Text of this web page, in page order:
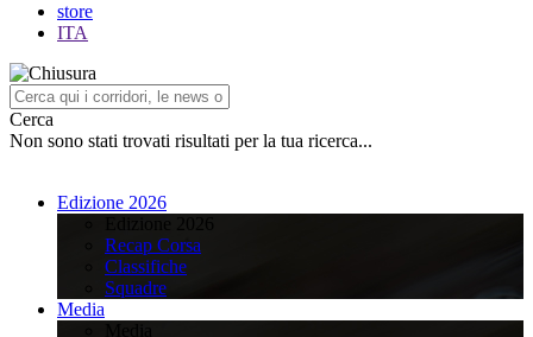
store
ITA
Cerca
Non sono stati trovati risultati per la tua ricerca...
Edizione 2026
Recap Corsa
Classifiche
Squadre
Media